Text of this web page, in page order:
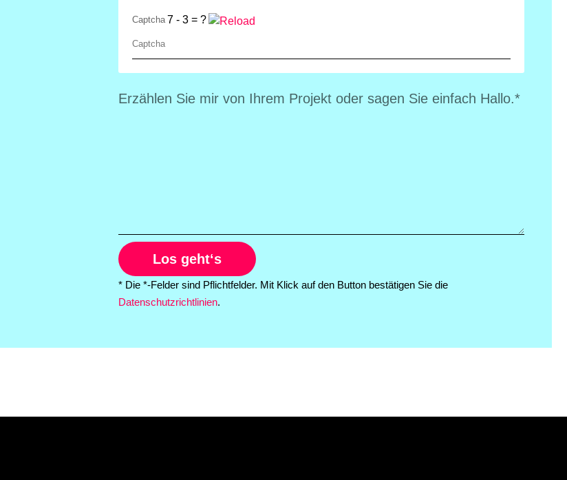
Captcha 7 - 3 = ?
Los geht‘s
* Die *-Felder sind Pflichtfelder. Mit Klick auf den Button bestätigen Sie die
Datenschutzrichtlinien.